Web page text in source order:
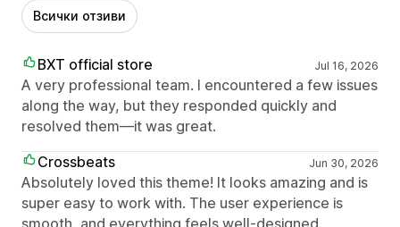
Всички отзиви
BXT official store Jul 16, 2026
A very professional team. I encountered a few issues
along the way, but they responded quickly and
resolved them—it was great.
Crossbeats
Jun 30, 2026
Absolutely loved this theme! It looks amazing and is
super easy to work with. The user experience is
smooth, and everything feels well-designed.